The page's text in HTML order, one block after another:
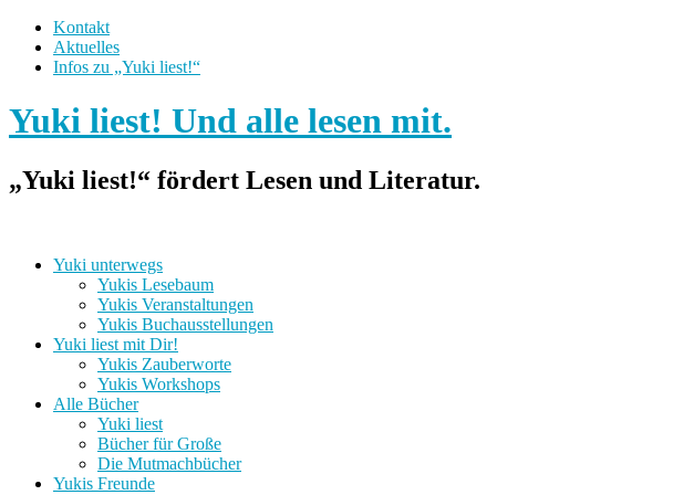
Kontakt
Aktuelles
Infos zu „Yuki liest!“
Yuki liest! Und alle lesen mit.
„Yuki liest!“ fördert Lesen und Literatur.
Yuki unterwegs
Yukis Lesebaum
Yukis Veranstaltungen
Yukis Buchausstellungen
Yuki liest mit Dir!
Yukis Zauberworte
Yukis Workshops
Alle Bücher
Yuki liest
Bücher für Große
Die Mutmachbücher
Yukis Freunde